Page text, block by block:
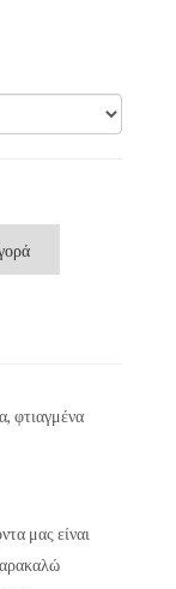
φτιαγμένα
μας είναι